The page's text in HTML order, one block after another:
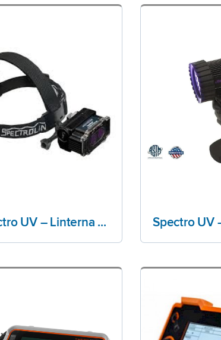
Spectro UV – Linterna de Cabeza